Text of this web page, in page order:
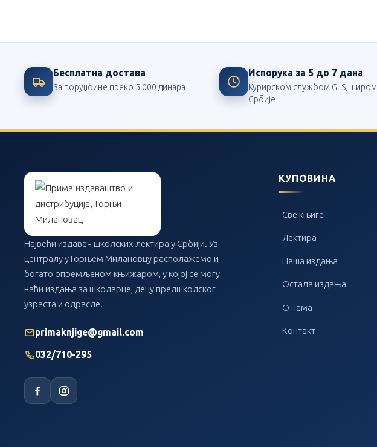
Бесплатна достава
За поруџбине преко 5.000 динара
Испорука за 5 до 7 дана
Курирском службом GLS, широм
Србије
Највећи издавач школских лектира у Србији. Уз
централу у Горњем Милановцу располажемо и
богато опремљеном књижаром, у којој се могу
наћи издања за школарце, децу предшколског
узраста и одрасле.
primaknjige@gmail.com
032/710-295
КУПОВИНА
Све књиге
Лектира
Наша издања
Остала издања
О нама
Контакт